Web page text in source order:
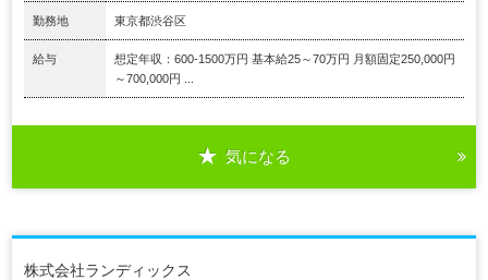
勤務地 東京都渋谷区
給与
想定年収：600-1500万円 基本給25～70万円 月額固定250,000円
～700,000円 ...
気になる
株式会社ランディックス